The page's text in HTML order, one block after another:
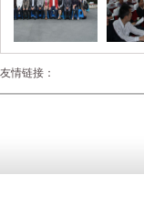
友情链接：